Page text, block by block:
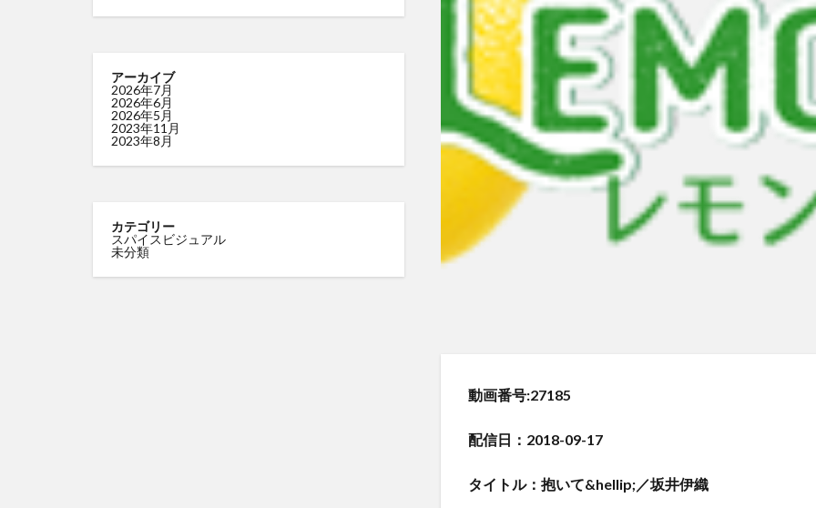
動画番号:27185
配信日：2018-09-17
タイトル：抱いて&hellip;／坂井伊織
アーカイブ
2026年7月
2026年6月
2026年5月
2023年11月
2023年8月
カテゴリー
スパイスビジュアル
未分類